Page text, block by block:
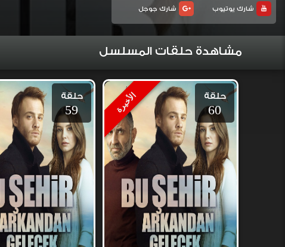
شارك يوتيوب
شارك جوجل
مشاهدة حلقات المسلسل
الأخيرة حلقة
60
حلقة
59